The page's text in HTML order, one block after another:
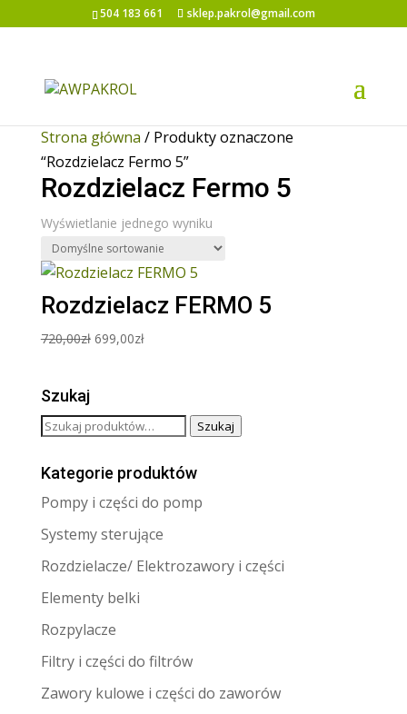
504 183 661 sklep.pakrol@gmail.com
Strona główna / Produkty oznaczone
“Rozdzielacz Fermo 5”
Rozdzielacz Fermo 5
Wyświetlanie jednego wyniku
Promocja!
Rozdzielacz FERMO 5
720,00zł Pierwotna
699,00złAktualna
Szukaj
Szukaj: Szukaj
Kategorie produktów
Pompy i części do pomp
Systemy sterujące
Rozdzielacze/ Elektrozawory i części
Elementy belki
Rozpylacze
Filtry i części do filtrów
Zawory kulowe i części do zaworów